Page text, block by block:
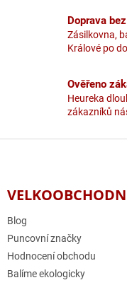
Doprava
Zásilkovna,
Králové po
Ověřeno
Heureka
zákazníků
Z
Blog
Puncovní značky
Hodnocení obchodu
Balíme ekologicky